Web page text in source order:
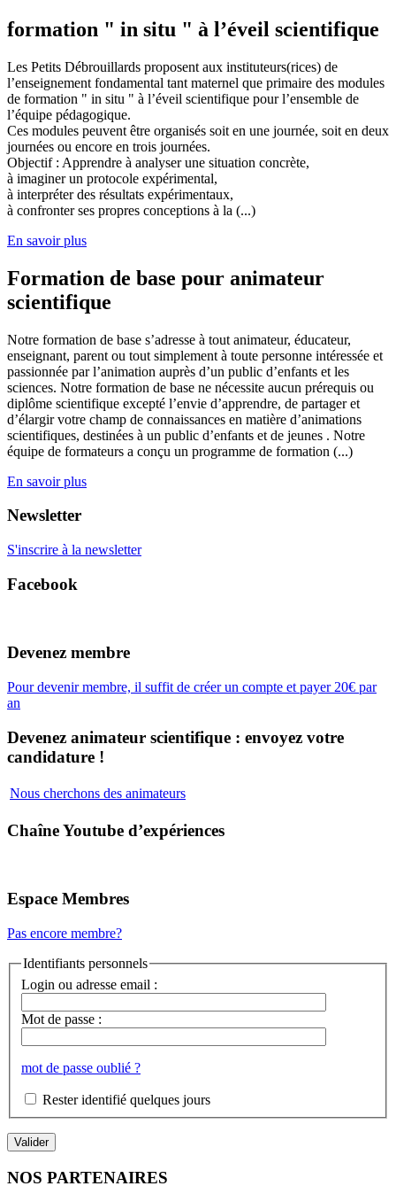
formation " in situ " à l’éveil scientifique
Les Petits Débrouillards proposent aux instituteurs(rices) de
l’enseignement fondamental tant maternel que primaire des modules
de formation " in situ " à l’éveil scientifique pour l’ensemble de
l’équipe pédagogique.
Ces modules peuvent être organisés soit en une journée, soit en deux
journées ou encore en trois journées.
Objectif : Apprendre à analyser une situation concrète,
à imaginer un protocole expérimental,
à interpréter des résultats expérimentaux,
à confronter ses propres conceptions à la (...)
En savoir plus
Formation de base pour animateur
scientifique
Notre formation de base s’adresse à tout animateur, éducateur,
enseignant, parent ou tout simplement à toute personne intéressée et
passionnée par l’animation auprès d’un public d’enfants et les
sciences. Notre formation de base ne nécessite aucun prérequis ou
diplôme scientifique excepté l’envie d’apprendre, de partager et
d’élargir votre champ de connaissances en matière d’animations
scientifiques, destinées à un public d’enfants et de jeunes . Notre
équipe de formateurs a conçu un programme de formation (...)
En savoir plus
Newsletter
S'inscrire à la newsletter
Facebook
Devenez membre
Pour devenir membre, il suffit de créer un compte et payer 20€ par
an
Devenez animateur scientifique : envoyez votre
candidature !
Nous cherchons des animateurs
Chaîne Youtube d’expériences
Espace Membres
Pas encore membre?
Identifiants personnels
Login ou adresse email :
Mot de passe :
mot de passe oublié ?
Rester identifié quelques jours
NOS PARTENAIRES